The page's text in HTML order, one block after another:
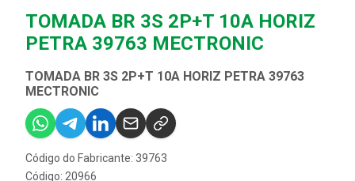
TOMADA BR 3S 2P+T 10A HORIZ
PETRA 39763 MECTRONIC
TOMADA BR 3S 2P+T 10A HORIZ PETRA 39763
MECTRONIC
Código do Fabricante: 39763
Código: 20966